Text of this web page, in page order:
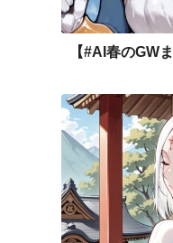
【#AI春のGW